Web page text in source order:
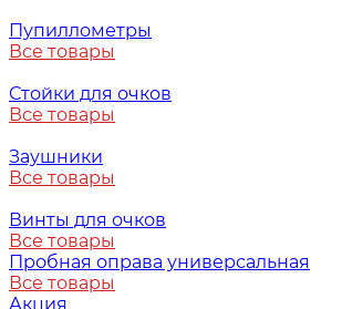
Пупиллометры
Все товары
Стойки для очков
Все товары
Заушники
Все товары
Винты для очков
Все товары
Пробная оправа универсальная
Все товары
Акция